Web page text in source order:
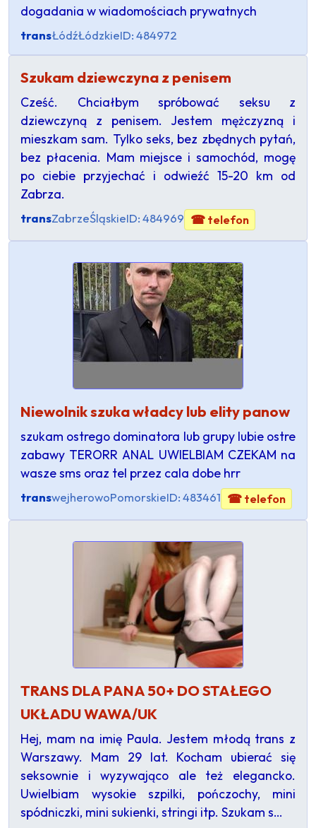
dogadania w wiadomościach prywatnych
transŁódźŁódzkieID: 484972
Szukam dziewczyna z penisem
Cześć. Chciałbym spróbować seksu z
dziewczyną z penisem. Jestem mężczyzną i
mieszkam sam. Tylko seks, bez zbędnych pytań,
bez płacenia. Mam miejsce i samochód, mogę
po ciebie przyjechać i odwieźć 15-20 km od
Zabrza.
transZabrzeŚląskieID: 484969 ☎ telefon
Niewolnik szuka władcy lub elity panow
szukam ostrego dominatora lub grupy lubie ostre
zabawy TERORR ANAL UWIELBIAM CZEKAM na
wasze sms oraz tel przez cala dobe hrr
transwejherowoPomorskieID: 483461 ☎ telefon
TRANS DLA PANA 50+ DO STAŁEGO
UKŁADU WAWA/UK
Hej, mam na imię Paula. Jestem młodą trans z
Warszawy. Mam 29 lat. Kocham ubierać się
seksownie i wyzywająco ale też elegancko.
Uwielbiam wysokie szpilki, pończochy, mini
spódniczki, mini sukienki, stringi itp. Szukam s…